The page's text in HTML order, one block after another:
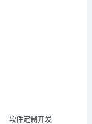
软件定制开发